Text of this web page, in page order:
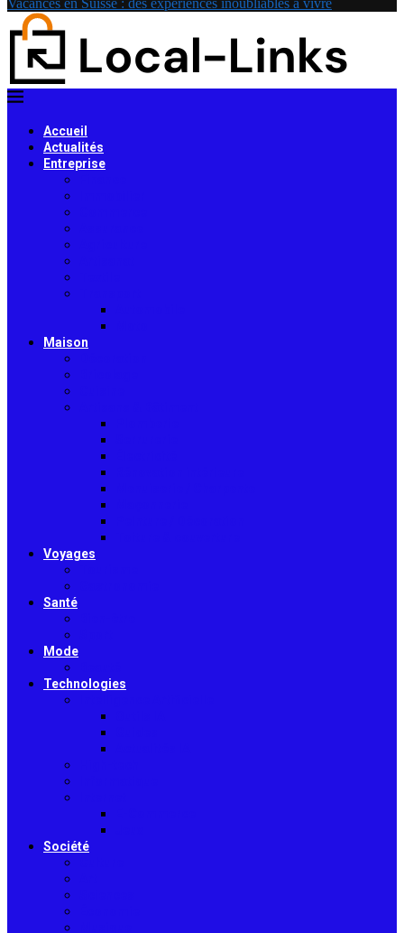
Vacances en Suisse : des expériences inoubliables à vivre
Accueil
Actualités
Entreprise
Maison
Voyages
Santé
Mode
Technologies
Société